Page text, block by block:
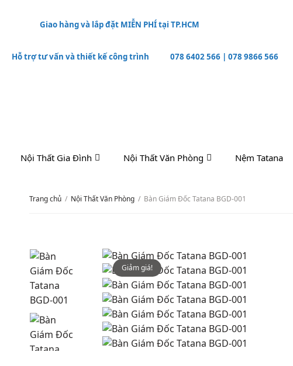
Giao hàng và lắp đặt MIỄN PHÍ tại TP.HCM
Hỗ trợ tư vấn và thiết kế công trình 078 6402 566 |078 9866 566
Nội Thất Gia Đình Nội Thất Văn Phòng Nệm Tatana
Trang chủ / Nội Thất Văn Phòng / Bàn Giám Đốc Tatana BGD-001
Giảm giá!